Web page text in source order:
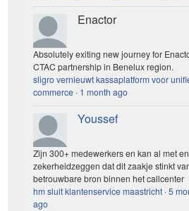
Enactor
Absolutely exiting new journey for
CTAC partnership in Benelux region.
sligro vernieuwt kassaplatform voor
commerce · 1 month ago
Youssef
Zijn 300+ medewerkers en kan al met
zekerheidzeggen dat dit zaakje stinkt
betrouwbare bron binnen het callcenter
hm sluit klantenservice maastricht ·5
ago